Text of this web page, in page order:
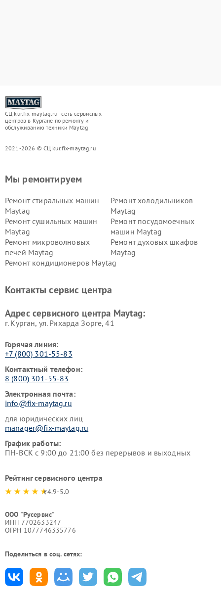
СЦ kur.fix-maytag.ru - сеть сервисных
центров в Кургане по ремонту и
обслуживанию техники Maytag
2021-2026 © СЦ kur.fix-maytag.ru
Мы ремонтируем
Ремонт стиральных машин
Maytag
Ремонт холодильников
Maytag
Ремонт сушильных машин
Maytag
Ремонт посудомоечных
машин Maytag
Ремонт микроволновых
печей Maytag
Ремонт духовых шкафов
Maytag
Ремонт кондиционеров Maytag
Контакты сервис центра
Адрес сервисного центра Maytag:
г. Курган, ул. Рихарда Зорге, 41
Горячая линия:
+7 (800) 301-55-83
Контактный телефон:
8 (800) 301-55-83
Электронная почта:
info@fix-maytag.ru
для юридических лиц
manager@fix-maytag.ru
График работы:
ПН-ВСК с 9:00 до 21:00 без перерывов и выходных
Рейтинг сервисного центра
4.9-5.0
ООО "Русервис"
ИНН 7702633247
ОГРН 1077746335776
Поделиться в соц. сетях: